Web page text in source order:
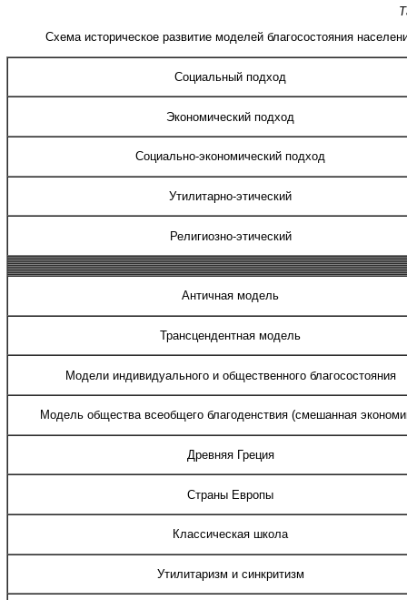
Схема историческое развитие моделей благосостояния
Социальный подход
Экономический подход
Социально-экономический подход
Утилитарно-этический
Религиозно-этический
Античная модель
Трансцендентная модель
Модели индивидуального и общественного благосостояния
Модель общества всеобщего благоденствия (смешанная
Древняя Греция
Страны Европы
Классическая школа
Утилитаризм и синкритизм